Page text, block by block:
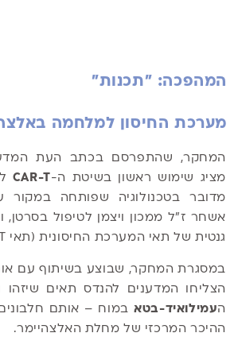
המהפכה: "תכנות"
מערכת החיסון למלחמה
מציג שימוש ראשון בשיטת ה-CAR-T
מדובר בטכנולוגיה שפותחה במקור
אשחר ז"ל ממכון ויצמן לטיפול בסרטן,
גנטית של תאי המערכת החיסונית (תאי T).
במסגרת המחקר, שבוצע בשיתוף עם
הצליחו המדענים להנדס תאים
העמילואיד-בטאבמוח – אותם
ההיכר המרכזי של מחלת האלצהיימר.